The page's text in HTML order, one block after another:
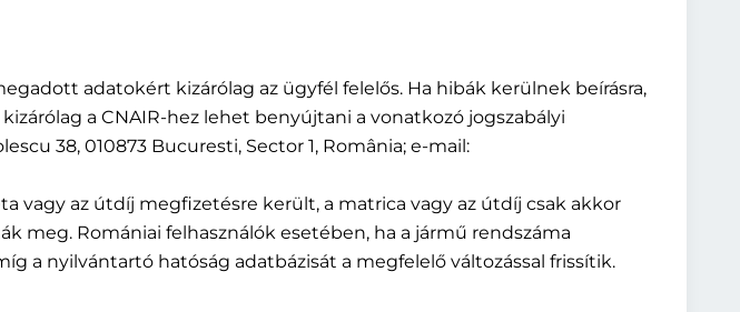
adatokért kizárólag az ügyfél felelős. Ha hibák kerülnek beírásra,
a CNAIR-hez lehet benyújtani a vonatkozó jogszabályi
38, 010873 Bucuresti, Sector 1, România; e-mail:
vagy az útdíj megfizetésre került, a matrica vagy az útdíj csak akkor
meg. Romániai felhasználók esetében, ha a jármű rendszáma
a nyilvántartó hatóság adatbázisát a megfelelő változással frissítik.